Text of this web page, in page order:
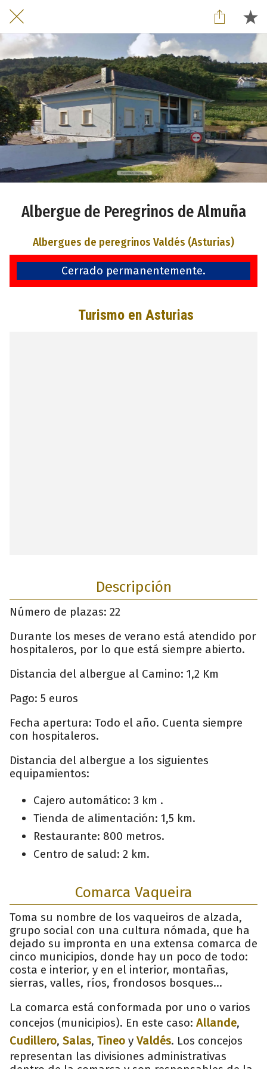
Albergue de Peregrinos de Almuña
Albergues de peregrinos Valdés (Asturias)
Cerrado permanentemente.
Descripción
Número de plazas: 22
Durante los meses de verano está atendido por
hospitaleros, por lo que está siempre abierto.
Distancia del albergue al Camino: 1,2 Km
Pago: 5 euros
Fecha apertura: Todo el año. Cuenta siempre
con hospitaleros.
Distancia del albergue a los siguientes
equipamientos:
Cajero automático: 3 km .
Tienda de alimentación: 1,5 km.
Restaurante: 800 metros.
Centro de salud: 2 km.
Comarca Vaqueira
Toma su nombre de los vaqueiros de alzada,
grupo social con una cultura nómada, que ha
dejado su impronta en una extensa comarca de
cinco municipios, donde hay un poco de todo:
costa e interior, y en el interior, montañas,
sierras, valles, ríos, frondosos bosques…
La comarca está conformada por uno o varios
concejos (municipios). En este caso: Allande,
Cudillero, Salas, Tineo y Valdés. Los concejos
representan las divisiones administrativas